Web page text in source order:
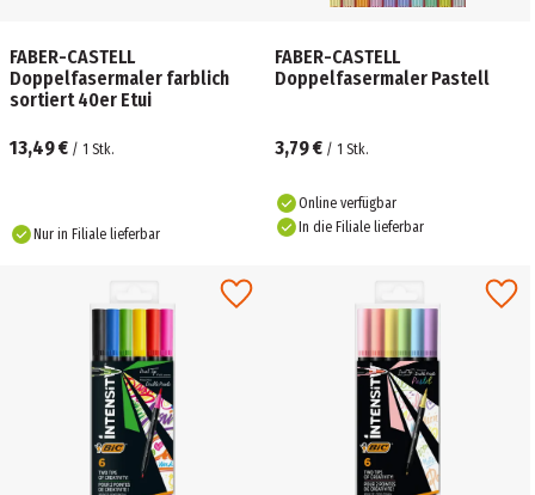
FABER-CASTELL
Doppelfasermaler farblich
sortiert 40er Etui
13,49 € / 1 Stk.
Nur in Filiale lieferbar
FABER-CASTELL
Doppelfasermaler Pastell
3,79 € / 1 Stk.
Online verfügbar
In die Filiale lieferbar